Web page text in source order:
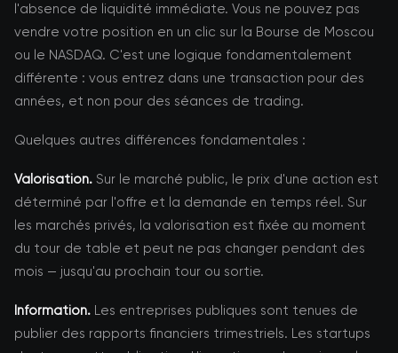
l'absence de liquidité immédiate. Vous ne pouvez pas
vendre votre position en un clic sur la Bourse de Moscou
ou le NASDAQ. C'est une logique fondamentalement
différente : vous entrez dans une transaction pour des
années, et non pour des séances de trading.
Quelques autres différences fondamentales :
Valorisation. Sur le marché public, le prix d'une action est
déterminé par l'offre et la demande en temps réel. Sur
les marchés privés, la valorisation est fixée au moment
du tour de table et peut ne pas changer pendant des
mois — jusqu'au prochain tour ou sortie.
Information. Les entreprises publiques sont tenues de
publier des rapports financiers trimestriels. Les startups